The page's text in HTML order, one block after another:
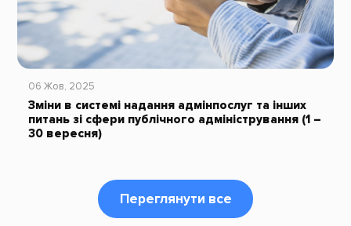
06 Жов, 2025
Зміни в системі надання адмінпослуг та інших
питань зі сфери публічного адміністрування (1 –
30 вересня)
Переглянути все